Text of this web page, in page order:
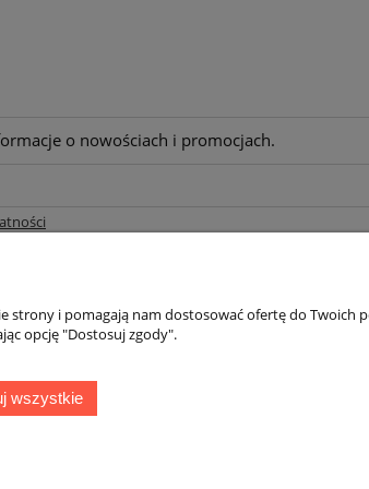
o nowościach i promocjach.
strony i pomagają nam dostosować ofertę do
opcję "Dostosuj zgody".
wszystkie